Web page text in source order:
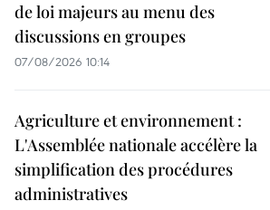
de loi majeurs au menu des
discussions en groupes
07/08/2026 10:14
Agriculture et environnement :
L'Assemblée nationale accélère la
simplification des procédures
administratives